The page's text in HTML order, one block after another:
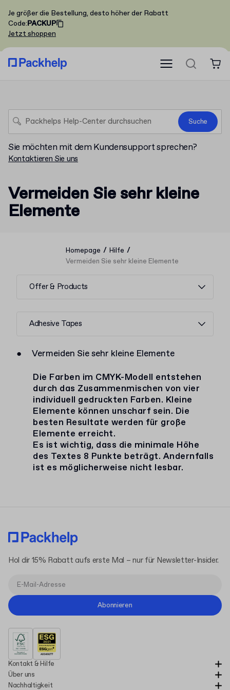
Je größer die Bestellung, desto höher der Rabatt
Code:PACKUP
Jetzt shoppen
Suche
Sie möchten mit dem Kundensupport sprechen?
Kontaktieren Sie uns
Vermeiden Sie sehr kleine
Elemente
Homepage / Hilfe /
Vermeiden Sie sehr kleine Elemente
Offer & Products
Adhesive Tapes
●
Vermeiden Sie sehr kleine Elemente
Die Farben im CMYK-Modell entstehen
durch das Zusammenmischen von vier
individuell gedruckten Farben. Kleine
Elemente können unscharf sein. Die
besten Resultate werden für große
Elemente erreicht.
Es ist wichtig, dass die minimale Höhe
des Textes 8 Punkte beträgt. Andernfalls
ist es möglicherweise nicht lesbar.
Kontakt & Hilfe
Über uns
Nachhaltigkeit
Hol dir 15% Rabatt aufs erste Mal – nur für Newsletter-Insider.
Abonnieren